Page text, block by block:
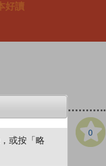
好讀
0
或按「略